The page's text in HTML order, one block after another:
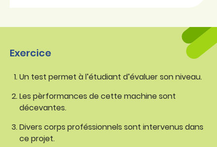
Exercice
Un test permet à l’étudiant d’évaluer son niveau.
Les pèrformances de cette machine sont
décevantes.
Divers corps proféssionnels sont intervenus dans
ce projet.